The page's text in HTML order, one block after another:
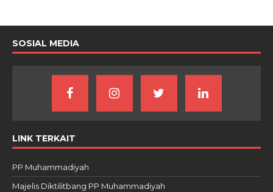
SOSIAL MEDIA
LINK TERKAIT
PP Muhammadiyah
Majelis Diktilitbang PP Muhammadiyah